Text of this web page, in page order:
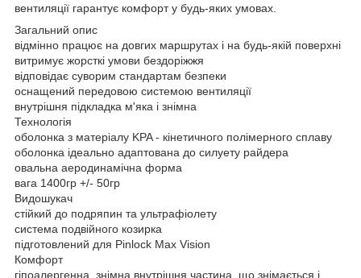
вентиляції гарантує комфорт у будь-яких умовах.
Загальний опис
відмінно працює на довгих маршрутах і на будь-якій поверхні
витримує жорсткі умови бездоріжжя
відповідає суворим стандартам безпеки
оснащений передовою системою вентиляції
внутрішня підкладка м'яка і знімна
Технологія
оболонка з матеріалу KPA - кінетичного полімерного сплаву
оболонка ідеально адаптована до силуету райдера
овальна аеродинамічна форма
вага 1400гр +/- 50гр
Видошукач
стійкий до подряпин та ультрафіолету
система подвійного козирка
підготовлений для Pinlock Max Vision
Комфорт
гіпоалергенна, знімна внутрішня частина, що знімається і